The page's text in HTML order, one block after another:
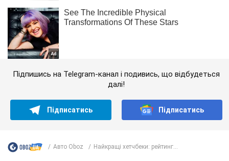
Підпишись на Telegram-канал і подивись, що відбудеться
далі!
Підписатись Підписатись
Авто Oboz Найкращі хетчбеки: рейтинг...